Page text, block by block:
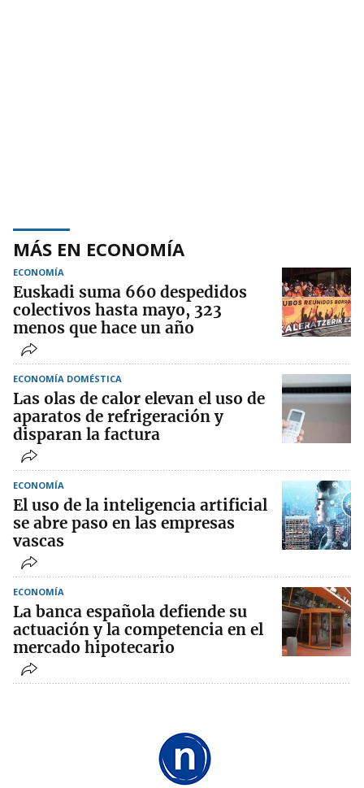
MÁS EN ECONOMÍA
ECONOMÍA
Euskadi suma 660 despedidos
colectivos hasta mayo, 323
menos que hace un año
ECONOMÍA DOMÉSTICA
Las olas de calor elevan el uso de
aparatos de refrigeración y
disparan la factura
ECONOMÍA
El uso de la inteligencia artificial
se abre paso en las empresas
vascas
ECONOMÍA
La banca española defiende su
actuación y la competencia en el
mercado hipotecario